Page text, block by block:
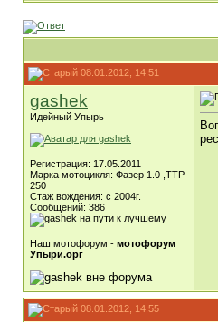
08.01.2012, 14:51
gashek
Идейный Упырь
Регистрация: 17.05.2011
Марка мотоцикля: Фазер 1.0 ,ТТР
250
Стаж вождения: с 2004г.
Сообщений: 386
Наш мотофорум - мотофорум
Упыри.орг
08.01.2012, 14:55